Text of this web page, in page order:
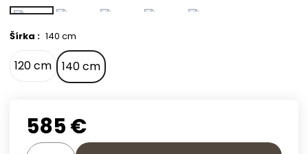
Šírka : 140 cm
120 cm 140 cm
585€